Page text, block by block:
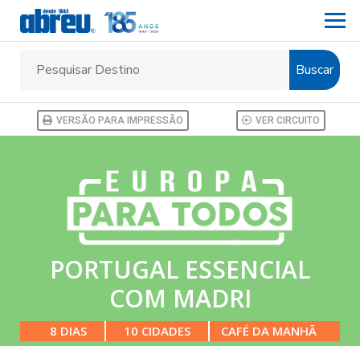
Buscar
VERSÃO PARA IMPRESSÃO VER CIRCUITO
PORTUGAL ESSENCIAL
COM MADRI
8 DIAS 10 CIDADES CAFÉ DA MANHÃ